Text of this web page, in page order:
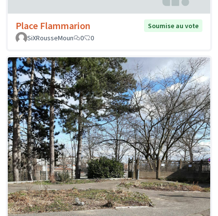
Place Flammarion
Soumise au vote
SiXRousseMoun
0 0